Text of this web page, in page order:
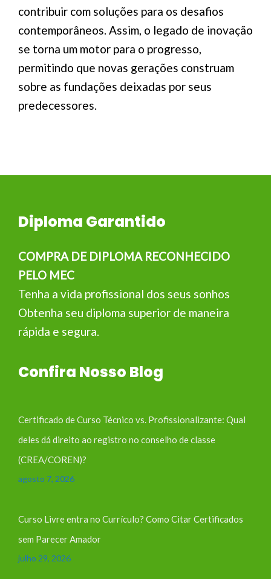
contribuir com soluções para os desafios
contemporâneos. Assim, o legado de inovação
se torna um motor para o progresso,
permitindo que novas gerações construam
sobre as fundações deixadas por seus
predecessores.
Diploma Garantido
COMPRA DE DIPLOMA RECONHECIDO
PELO MEC
Tenha a vida profissional dos seus sonhos
Obtenha seu diploma superior de maneira
rápida e segura.
Confira Nosso Blog
Certificado de Curso Técnico vs. Profissionalizante: Qual
deles dá direito ao registro no conselho de classe
(CREA/COREN)?
agosto 7, 2026
Curso Livre entra no Currículo? Como Citar Certificados
sem Parecer Amador
julho 29, 2026